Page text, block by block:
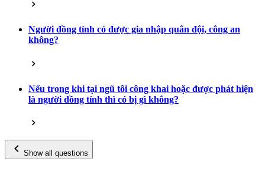
Người đồng tính có được gia nhập quân đội, công an
không?
Nếu trong khi tại ngũ tôi công khai hoặc được phát hiện
là người đồng tính thì có bị gì không?
Show all questions